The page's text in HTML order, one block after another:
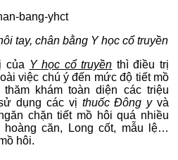
tay, chân bằng Y học cổ truyền
của Y học cổ truyền thì điều trị
việc chú ý đến mức độ tiết mồ
khám toàn diện các triệu
dụng các vị thuốc Đông yvà
chặn tiết mồ hôi quá nhiều
hoàng căn, Long cốt, mẫu lệ…
hôi.